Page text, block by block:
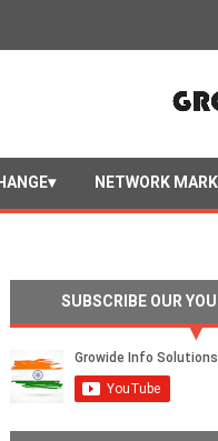
NETWORK
SUBSCRIBE OUR